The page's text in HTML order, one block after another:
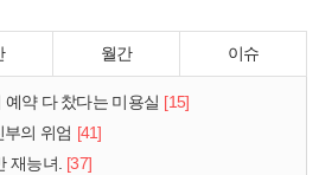
월간 이슈
예약 다 찼다는 미용실 [15]
의 위엄 [41]
재능녀. [37]